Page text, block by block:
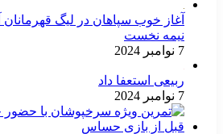
نیمه نخست
7 نوامبر 2024
ربیعی استعفا داد
7 نوامبر 2024